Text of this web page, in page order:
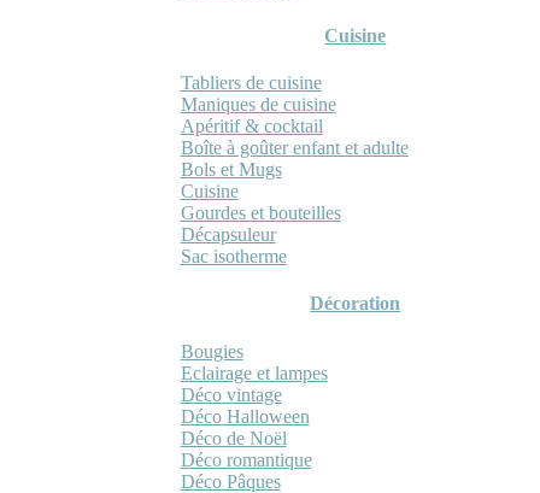
Cuisine
Tabliers de cuisine
Maniques de cuisine
Apéritif & cocktail
Boîte à goûter enfant et adulte
Bols et Mugs
Cuisine
Gourdes et bouteilles
Décapsuleur
Sac isotherme
Décoration
Bougies
Eclairage et lampes
Déco vintage
Déco Halloween
Déco de Noël
Déco romantique
Déco Pâques